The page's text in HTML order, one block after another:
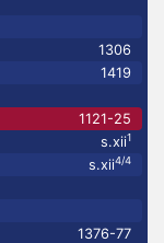
1306
1419
1121-25
s.xii1
s.xii4/4
1376-77